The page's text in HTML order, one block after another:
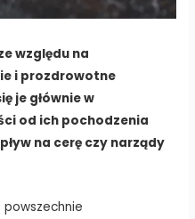
względu na
i prozdrowotne
je głównie w
od ich pochodzenia
na cerę czy narządy